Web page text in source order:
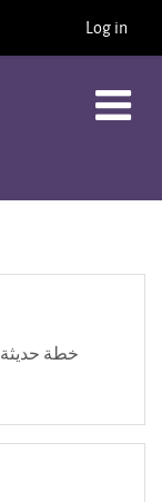
Log in
خطة حديثة